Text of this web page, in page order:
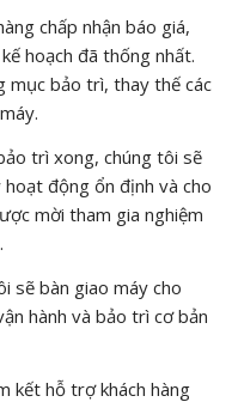
chấp nhận báo giá,
hoạch đã thống nhất.
mục bảo trì, thay thế các
trì xong, chúng tôi sẽ
động ổn định và cho
mời tham gia nghiệm
sẽ bàn giao máy cho
hành và bảo trì cơ bản
kết hỗ trợ khách hàng